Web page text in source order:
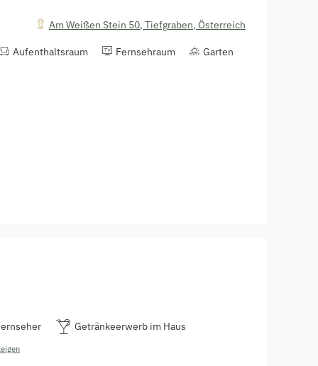
Am Weißen Stein 50, Tiefgraben, Österreich
Aufenthaltsraum Fernsehraum Garten
Getränkeerwerb im Haus